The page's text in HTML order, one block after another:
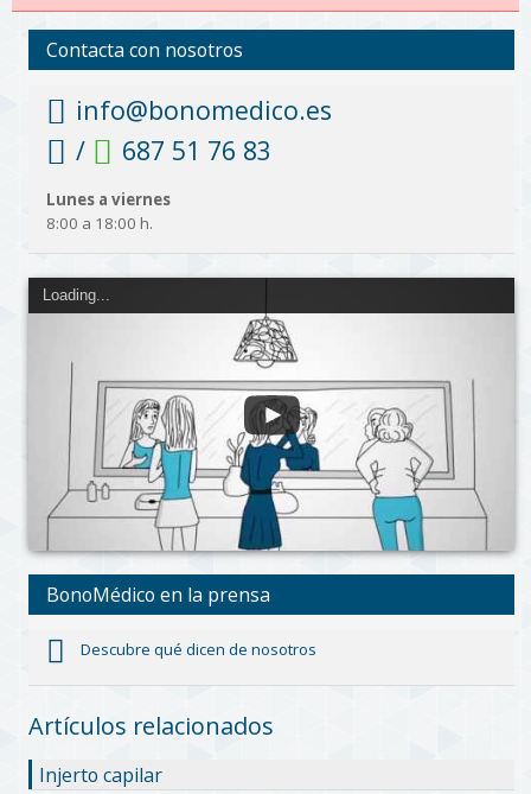
Contacta con nosotros
info@bonomedico.es
/
687 51 76 83
Lunes a viernes
8:00 a 18:00 h.
Loading...
BonoMédico en la prensa
Descubre qué dicen de nosotros
Artículos relacionados
Injerto capilar